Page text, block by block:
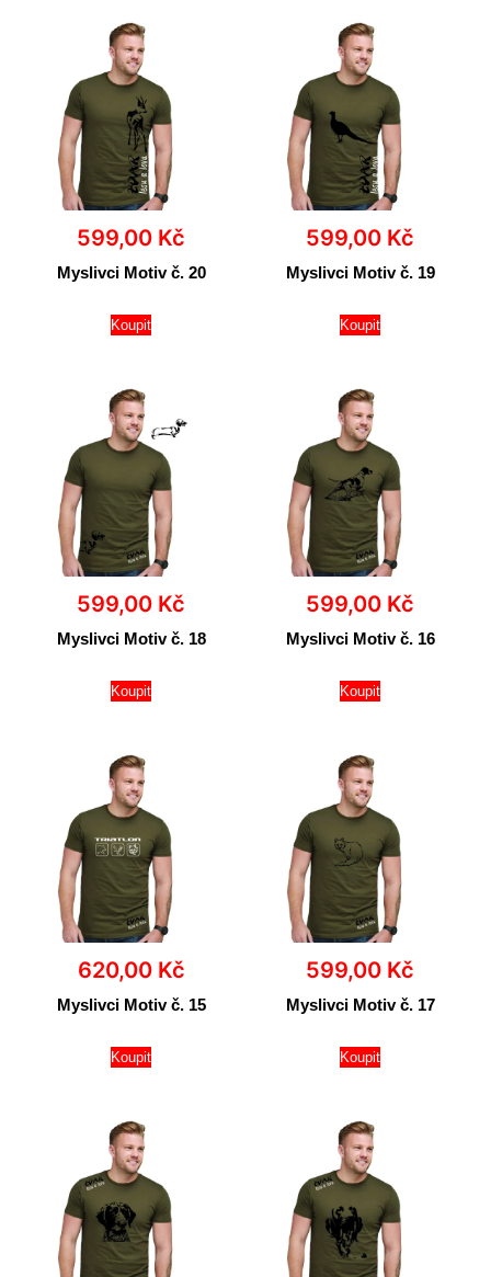
599,00 Kč
Myslivci Motiv č. 20
Koupit
599,00 Kč
Myslivci Motiv č. 19
Koupit
599,00 Kč
Myslivci Motiv č. 18
Koupit
599,00 Kč
Myslivci Motiv č. 16
Koupit
620,00 Kč
Myslivci Motiv č. 15
Koupit
599,00 Kč
Myslivci Motiv č. 17
Koupit